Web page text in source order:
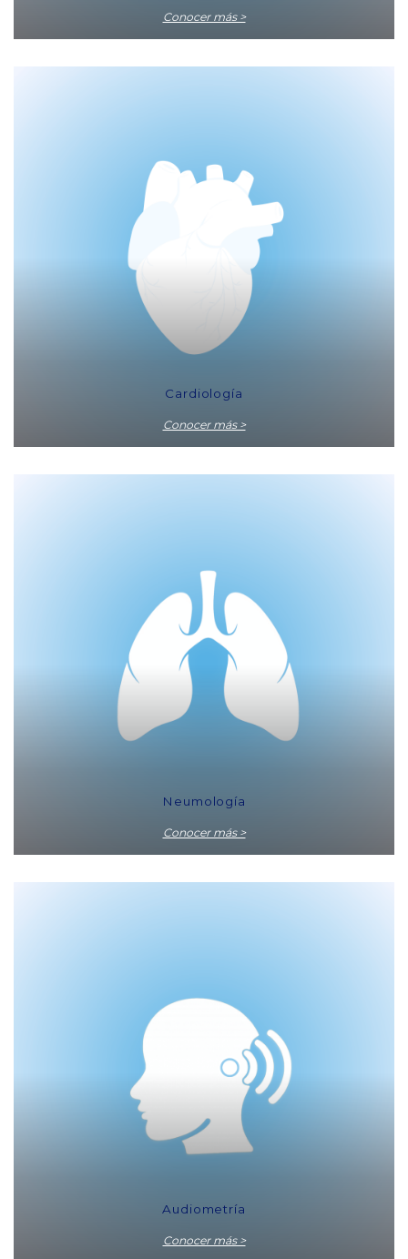
Conocer más >
Cardiología
Conocer más >
Neumología
Conocer más >
Audiometría
Conocer más >